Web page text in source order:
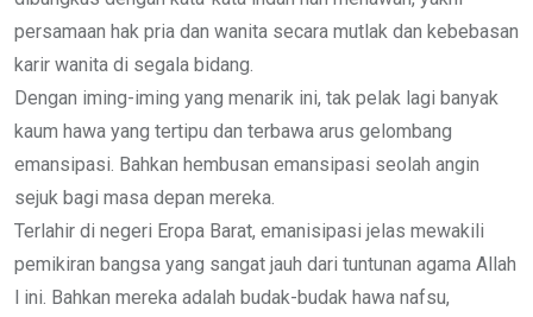
persamaan hak pria dan wanita secara mutlak dan kebebasan
karir wanita di segala bidang.
Dengan iming-iming yang menarik ini, tak pelak lagi banyak
kaum hawa yang tertipu dan terbawa arus gelombang
emansipasi. Bahkan hembusan emansipasi seolah angin
sejuk bagi masa depan mereka.
Terlahir di negeri Eropa Barat, emanisipasi jelas mewakili
pemikiran bangsa yang sangat jauh dari tuntunan agama Allah
l ini. Bahkan mereka adalah budak-budak hawa nafsu,